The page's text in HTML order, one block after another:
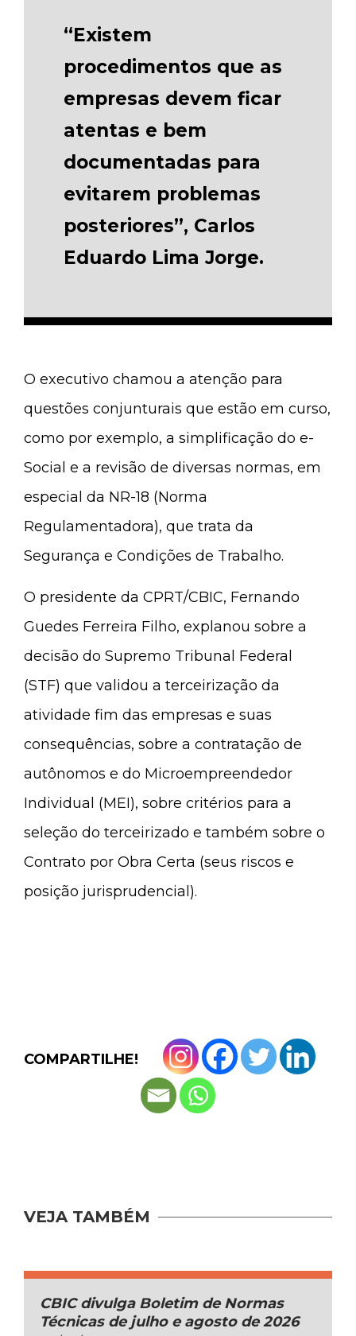
“Existem
procedimentos que as
empresas devem ficar
atentas e bem
documentadas para
evitarem problemas
posteriores”, Carlos
Eduardo Lima Jorge.
O executivo chamou a atenção para
questões conjunturais que estão em curso,
como por exemplo, a simplificação do e-
Social e a revisão de diversas normas, em
especial da NR-18 (Norma
Regulamentadora), que trata da
Segurança e Condições de Trabalho.
O presidente da CPRT/CBIC, Fernando
Guedes Ferreira Filho, explanou sobre a
decisão do Supremo Tribunal Federal
(STF) que validou a terceirização da
atividade fim das empresas e suas
consequências, sobre a contratação de
autônomos e do Microempreendedor
Individual (MEI), sobre critérios para a
seleção do terceirizado e também sobre o
Contrato por Obra Certa (seus riscos e
posição jurisprudencial).
COMPARTILHE!
VEJA TAMBÉM
CBIC divulga Boletim de Normas
Técnicas de julho e agosto de 2026